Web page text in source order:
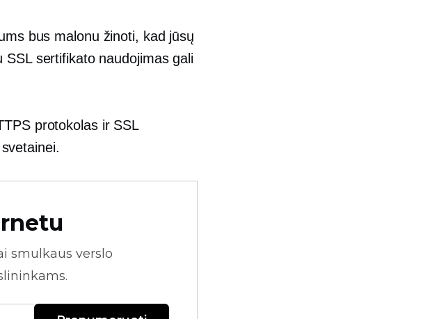
bus malonu žinoti, kad jūsų
SSL sertifikato naudojimas gali
protokolas ir SSL
smulkaus verslo